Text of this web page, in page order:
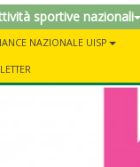
sportive nazionali
NAZIONALE UISP